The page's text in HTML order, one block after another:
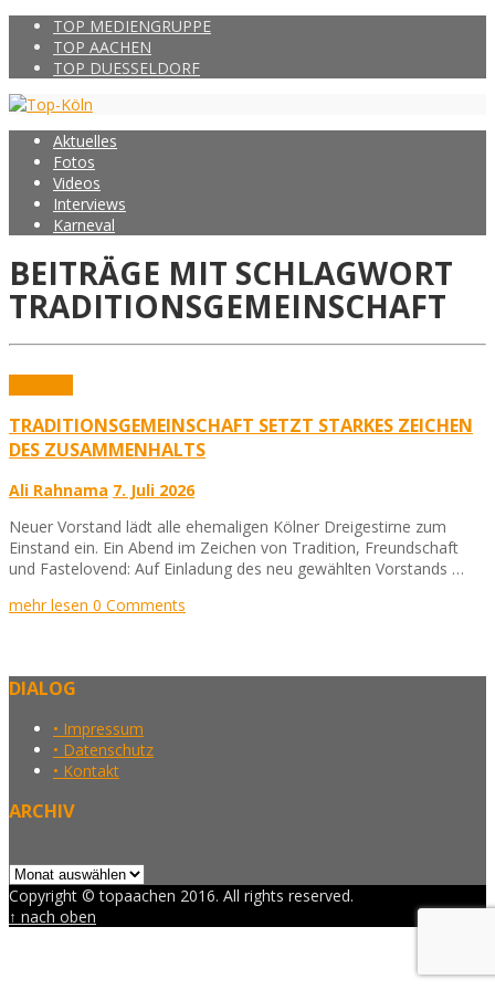
TOP MEDIENGRUPPE
TOP AACHEN
TOP DUESSELDORF
Aktuelles
Fotos
Videos
Interviews
Karneval
BEITRÄGE MIT SCHLAGWORT
TRADITIONSGEMEINSCHAFT
TRADITIONSGEMEINSCHAFT SETZT STARKES ZEICHEN
DES ZUSAMMENHALTS
Ali Rahnama 7. Juli 2026
Neuer Vorstand lädt alle ehemaligen Kölner Dreigestirne zum
Einstand ein. Ein Abend im Zeichen von Tradition, Freundschaft
und Fastelovend: Auf Einladung des neu gewählten Vorstands …
mehr lesen 0 Comments
DIALOG
• Impressum
• Datenschutz
• Kontakt
ARCHIV
Copyright © topaachen 2016. All rights reserved.
↑ nach oben